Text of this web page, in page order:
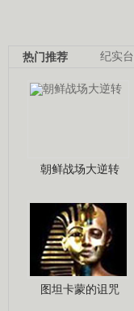
纪实台
热门推荐
朝鲜战场大逆转
图坦卡蒙的诅咒